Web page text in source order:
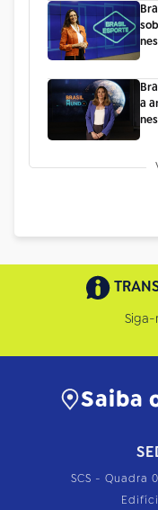
a
Siga-
Saiba
SCS - Quadra